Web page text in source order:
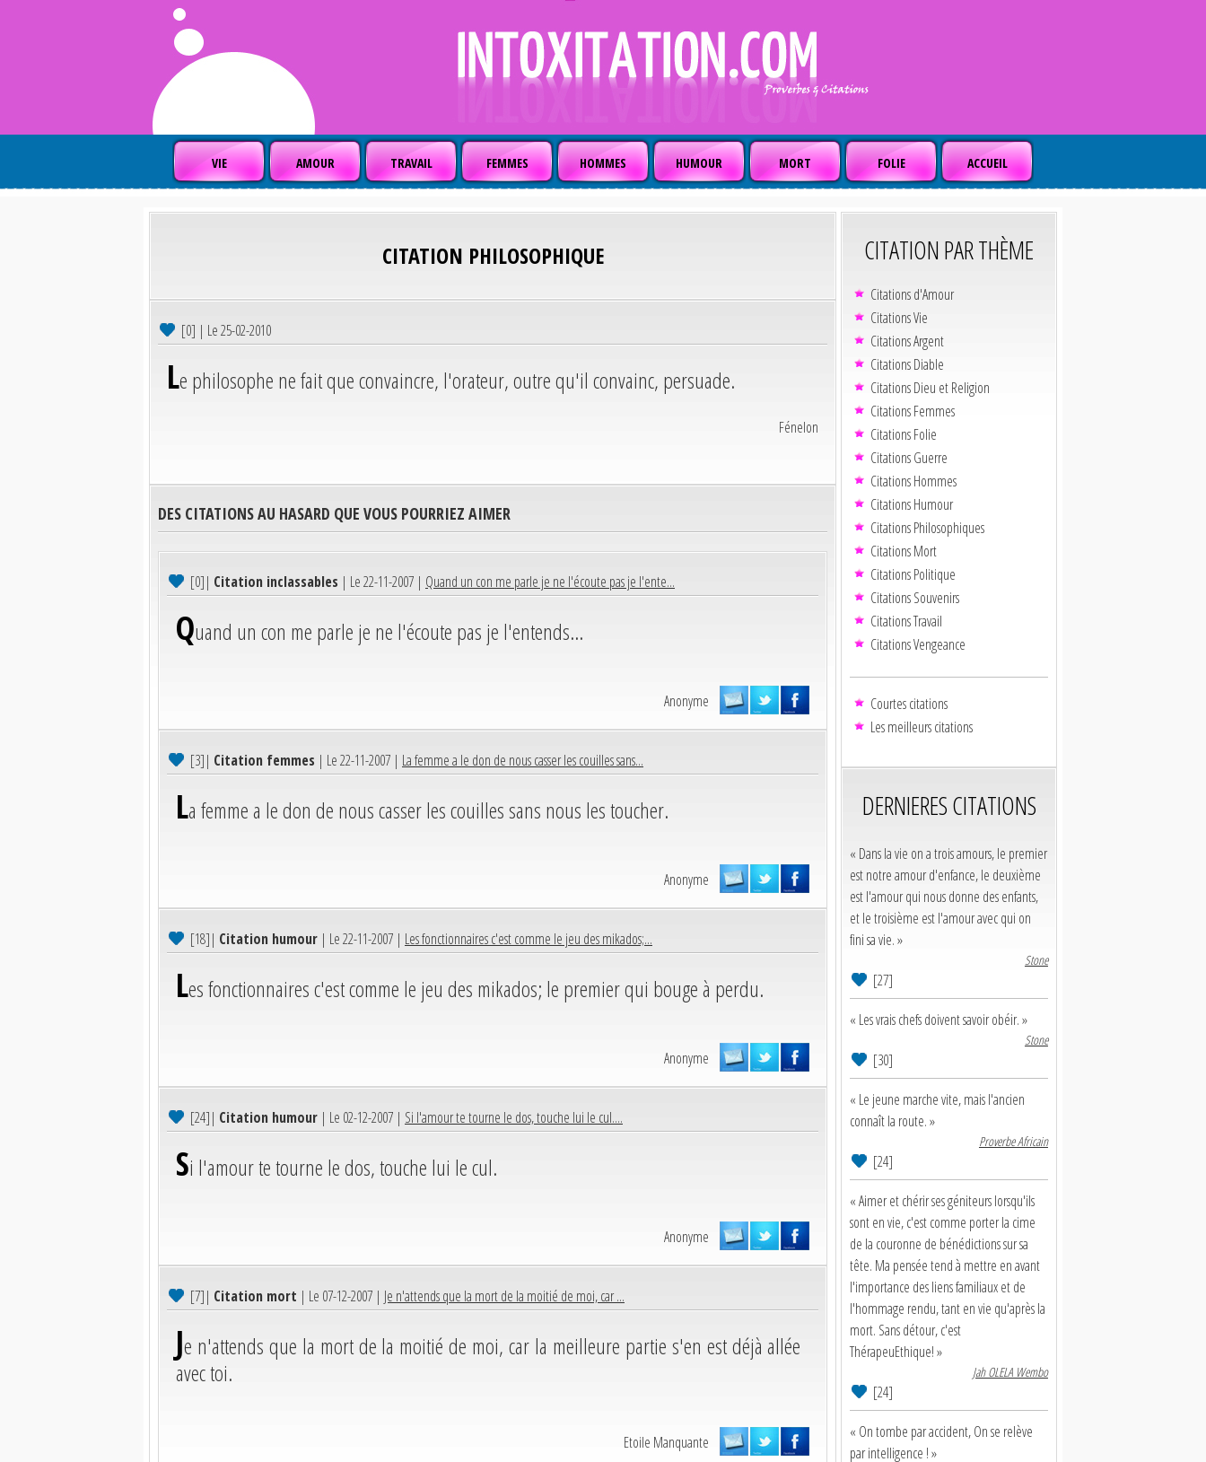
VIE AMOUR TRAVAIL FEMMES HOMMES HUMOUR MORT FOLIE ACCUEIL
CITATION PHILOSOPHIQUE
[0] | Le 25-02-2010
Le philosophe ne fait que convaincre, l'orateur, outre qu'il convainc, persuade.
Fénelon
DES CITATIONS AU HASARD QUE VOUS POURRIEZ AIMER
[0]| Citation inclassables | Le 22-11-2007 | Quand un con me parle je ne l'écoute pas je l'ente...
Quand un con me parle je ne l'écoute pas je l'entends...
Anonyme
[3]| Citation femmes | Le 22-11-2007 | La femme a le don de nous casser les couilles sans...
La femme a le don de nous casser les couilles sans nous les toucher.
Anonyme
[18]| Citation humour | Le 22-11-2007 | Les fonctionnaires c'est comme le jeu des mikados;...
Les fonctionnaires c'est comme le jeu des mikados; le premier qui bouge à perdu.
Anonyme
[24]| Citation humour | Le 02-12-2007 | Si l'amour te tourne le dos, touche lui le cul....
Si l'amour te tourne le dos, touche lui le cul.
Anonyme
[7]| Citation mort | Le 07-12-2007 | Je n'attends que la mort de la moitié de moi, car ...
Je n'attends que la mort de la moitié de moi, car la meilleure partie s'en est déjà allée
avec toi.
Etoile Manquante
CITATION PAR THÈME
Citations d'Amour
Citations Vie
Citations Argent
Citations Diable
Citations Dieu et Religion
Citations Femmes
Citations Folie
Citations Guerre
Citations Hommes
Citations Humour
Citations Philosophiques
Citations Mort
Citations Politique
Citations Souvenirs
Citations Travail
Citations Vengeance
Courtes citations
Les meilleurs citations
DERNIERES CITATIONS
« Dans la vie on a trois amours, le premier
est notre amour d'enfance, le deuxième
est l'amour qui nous donne des enfants,
et le troisième est l'amour avec qui on
fini sa vie. »
Stone
[27]
« Les vrais chefs doivent savoir obéir. »
Stone
[30]
« Le jeune marche vite, mais l'ancien
connaît la route. »
Proverbe Africain
[24]
« Aimer et chérir ses géniteurs lorsqu'ils
sont en vie, c'est comme porter la cime
de la couronne de bénédictions sur sa
tête. Ma pensée tend à mettre en avant
l'importance des liens familiaux et de
l'hommage rendu, tant en vie qu'après la
mort. Sans détour, c'est
ThérapeuEthique! »
Jah OLELA Wembo
[24]
« On tombe par accident, On se relève
par intelligence ! »